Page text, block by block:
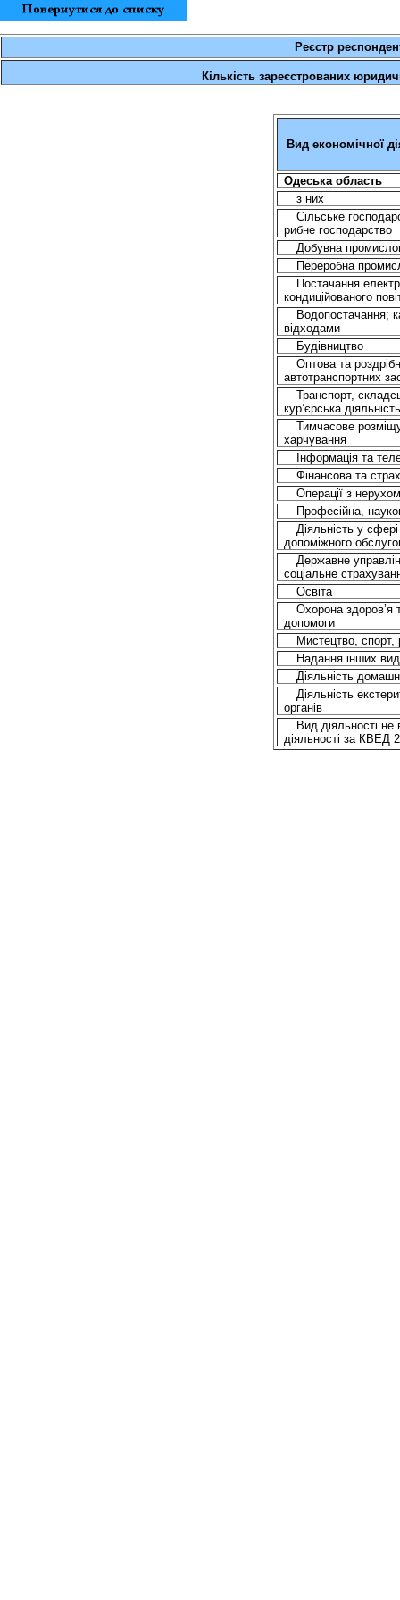
Реєстр
Кількість зареєстрованих
Вид економічної
Одеськаобласть
з них
Сільське
рибне господарство
Добувна
Переробна
Постачання
кондиційованого
Водопостачання;
відходами
Будівництво
Оптовата
автотранспортних
Транспорт,
кур’єрська
Тимчасове
харчування
Інформаціята
Фінансовата
Операціїз
Професійна,
Діяльністьу сфері
допоміжного
Державне
соціальне
Освіта
Охорона здоров’я
допомоги
Мистецтво, спорт,
Надання інших
Діяльність
Діяльність
органів
Вид діяльності не
діяльності за КВЕД